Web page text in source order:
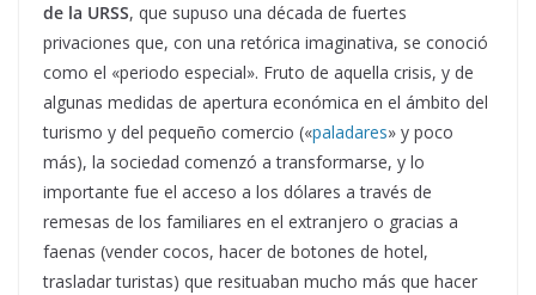
de la URSS, que supuso una década de fuertes
privaciones que, con una retórica imaginativa, se conoció
como el «periodo especial». Fruto de aquella crisis, y de
algunas medidas de apertura económica en el ámbito del
turismo y del pequeño comercio («paladares» y poco
más), la sociedad comenzó a transformarse, y lo
importante fue el acceso a los dólares a través de
remesas de los familiares en el extranjero o gracias a
faenas (vender cocos, hacer de botones de hotel,
trasladar turistas) que resituaban mucho más que hacer